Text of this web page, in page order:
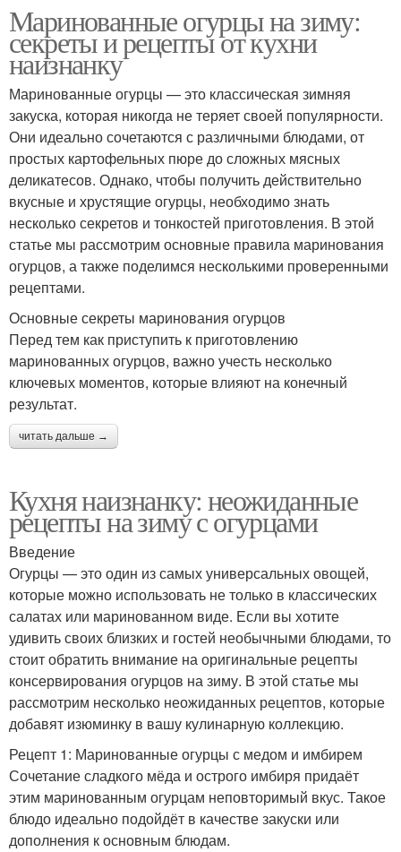
Маринованные огурцы на зиму:
секреты и рецепты от кухни
наизнанку
Маринованные огурцы — это классическая зимняя
закуска, которая никогда не теряет своей популярности.
Они идеально сочетаются с различными блюдами, от
простых картофельных пюре до сложных мясных
деликатесов. Однако, чтобы получить действительно
вкусные и хрустящие огурцы, необходимо знать
несколько секретов и тонкостей приготовления. В этой
статье мы рассмотрим основные правила маринования
огурцов, а также поделимся несколькими проверенными
рецептами.
Основные секреты маринования огурцов
Перед тем как приступить к приготовлению
маринованных огурцов, важно учесть несколько
ключевых моментов, которые влияют на конечный
результат.
читать дальше →
Кухня наизнанку: неожиданные
рецепты на зиму с огурцами
Введение
Огурцы — это один из самых универсальных овощей,
которые можно использовать не только в классических
салатах или маринованном виде. Если вы хотите
удивить своих близких и гостей необычными блюдами, то
стоит обратить внимание на оригинальные рецепты
консервирования огурцов на зиму. В этой статье мы
рассмотрим несколько неожиданных рецептов, которые
добавят изюминку в вашу кулинарную коллекцию.
Рецепт 1: Маринованные огурцы с медом и имбирем
Сочетание сладкого мёда и острого имбиря придаёт
этим маринованным огурцам неповторимый вкус. Такое
блюдо идеально подойдёт в качестве закуски или
дополнения к основным блюдам.